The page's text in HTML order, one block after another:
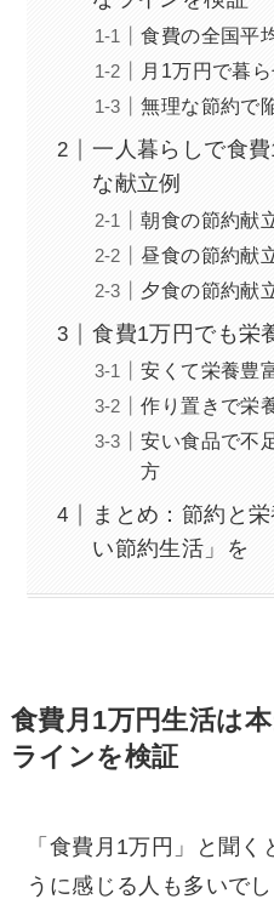
食費の全国平
月1万円で暮
無理な節約で
一人暮らしで食
な献立例
朝食の節約献
昼食の節約献
夕食の節約献
食費1万円でも栄
安くて栄養豊
作り置きで栄
安い食品で不
方
まとめ：節約と
い節約生活」を
食費月1万円生活は
ラインを検証
「食費月1万円」と聞
うに感じる人も多いで